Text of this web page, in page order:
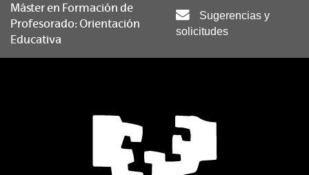
Máster en Formación de
Profesorado: Orientación
Educativa
Sugerencias y
solicitudes